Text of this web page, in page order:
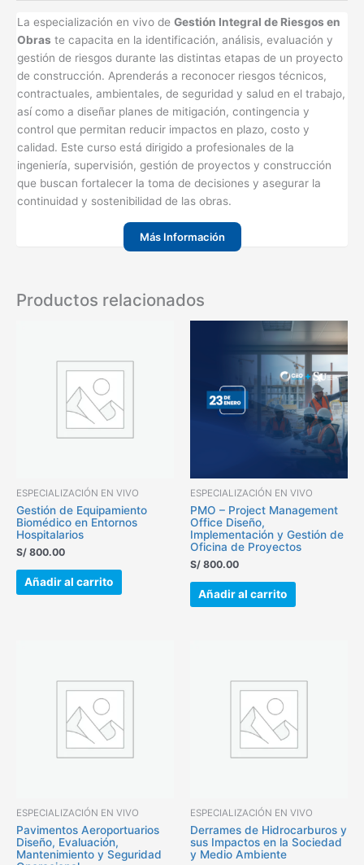
La especialización en vivo de Gestión Integral de Riesgos en
Obras te capacita en la identificación, análisis, evaluación y
gestión de riesgos durante las distintas etapas de un proyecto
de construcción. Aprenderás a reconocer riesgos técnicos,
contractuales, ambientales, de seguridad y salud en el trabajo,
así como a diseñar planes de mitigación, contingencia y
control que permitan reducir impactos en plazo, costo y
calidad. Este curso está dirigido a profesionales de la
ingeniería, supervisión, gestión de proyectos y construcción
que buscan fortalecer la toma de decisiones y asegurar la
continuidad y sostenibilidad de las obras.
Más Información
Productos relacionados
ESPECIALIZACIÓN EN VIVO
Gestión de Equipamiento
Biomédico en Entornos
Hospitalarios
S/ 800.00
Añadir al carrito
ESPECIALIZACIÓN EN VIVO
PMO – Project Management
Office Diseño,
Implementación y Gestión de
Oficina de Proyectos
S/ 800.00
Añadir al carrito
ESPECIALIZACIÓN EN VIVO
Pavimentos Aeroportuarios
Diseño, Evaluación,
Mantenimiento y Seguridad
ESPECIALIZACIÓN EN VIVO
Derrames de Hidrocarburos y
sus Impactos en la Sociedad
y Medio Ambiente